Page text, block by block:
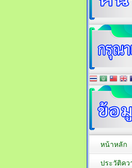
หน้าหลัก
ประวัติคว